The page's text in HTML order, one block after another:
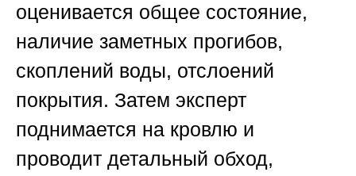
оценивается общее состояние,
наличие заметных прогибов,
скоплений воды, отслоений
покрытия. Затем эксперт
поднимается на кровлю и
проводит детальный обход,